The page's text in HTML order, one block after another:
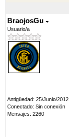
BraojosGu
Usuario/a
Antigüedad: 25/Junio/2012
Conectado: Sin conexión
Mensajes: 2260